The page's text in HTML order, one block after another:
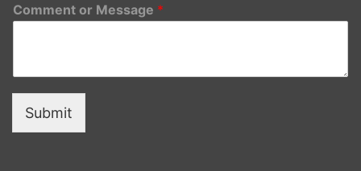
Comment or Message *
Submit